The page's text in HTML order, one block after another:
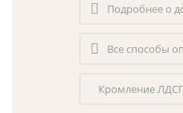
Подробнее о
Все способы
Кромление